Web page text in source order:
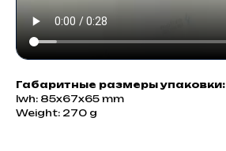
Габаритные размеры упаковки:
lwh: 85x67x65 mm
Weight: 270 g